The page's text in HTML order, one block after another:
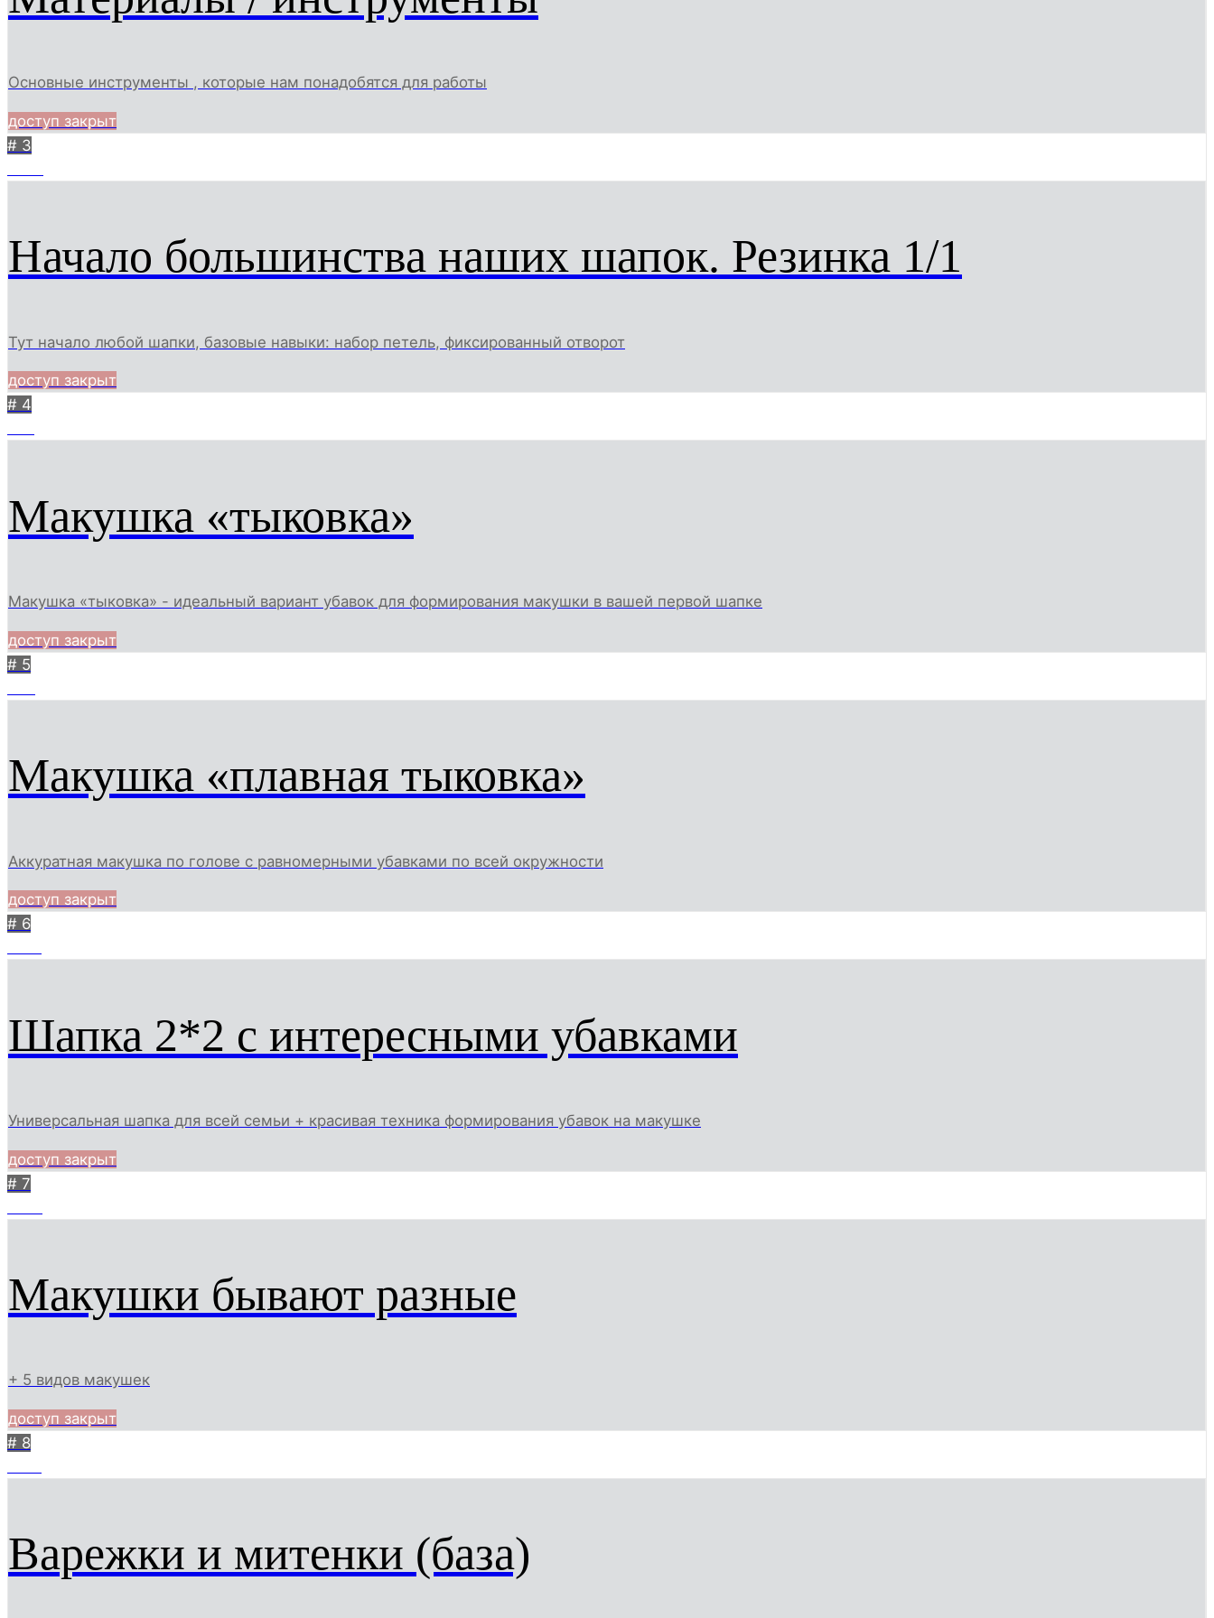
Основные инструменты , которые нам понадобятся для работы
доступ закрыт
# 3
Начало большинства наших шапок. Резинка 1/1
Тут начало любой шапки, базовые навыки: набор петель, фиксированный отворот
доступ закрыт
# 4
Макушка «тыковка»
Макушка «тыковка» - идеальный вариант убавок для формирования макушки в вашей первой шапке
доступ закрыт
# 5
Макушка «плавная тыковка»
Аккуратная макушка по голове с равномерными убавками по всей окружности
доступ закрыт
# 6
Шапка 2*2 с интересными убавками
Универсальная шапка для всей семьи + красивая техника формирования убавок на макушке
доступ закрыт
# 7
Макушки бывают разные
+ 5 видов макушек
доступ закрыт
# 8
Варежки и митенки (база)